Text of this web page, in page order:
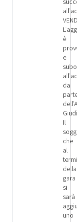
è
e
da
Il
che
al
della
gara
si
sarà
uno